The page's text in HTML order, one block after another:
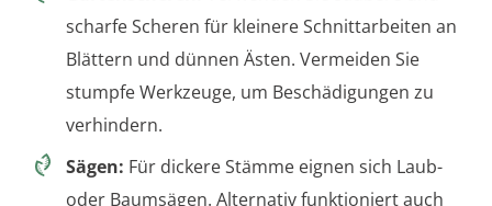
scharfe Scheren für kleinere Schnittarbeiten an
Blättern und dünnen Ästen. Vermeiden Sie
stumpfe Werkzeuge, um Beschädigungen zu
verhindern.
Sägen: Für dickere Stämme eignen sich Laub-
oder Baumsägen. Alternativ funktioniert auch